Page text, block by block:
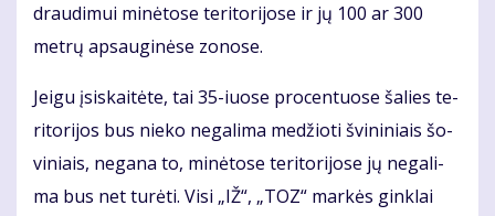
drau­di­mui mi­nė­to­se te­ri­to­ri­jo­se ir jų 100 ar 300
met­rų ap­sau­gi­nė­se zo­no­se.
Jei­gu įsi­skai­tė­te, tai 35-iuo­se pro­cen­tuo­se ša­lies te­
ri­to­ri­jos bus nie­ko ne­ga­li­ma me­džio­ti švi­ni­niais šo­
vi­niais, ne­ga­na to, mi­nė­to­se te­ri­to­ri­jo­se jų ne­ga­li­
ma bus net tu­rė­ti. Vi­si „IŽ“, „TOZ“ mar­kės gin­klai